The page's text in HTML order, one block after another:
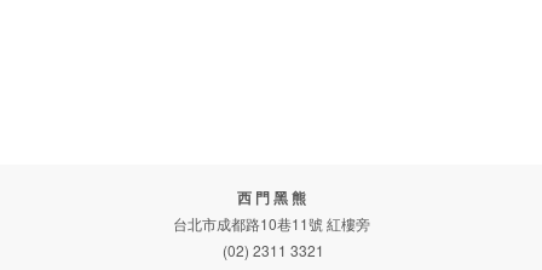
西 門 黑 熊
台北市成都路10巷11號 紅樓旁
(02) 2311 3321